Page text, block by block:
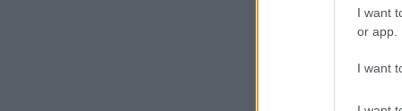
I want
or app.
I want